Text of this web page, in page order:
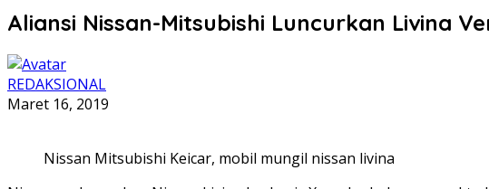
Aliansi Nissan-Mitsubishi Luncurkan Livina
REDAKSIONAL
Maret 16, 2019
Nissan Mitsubishi Keicar, mobil mungil nissan livina